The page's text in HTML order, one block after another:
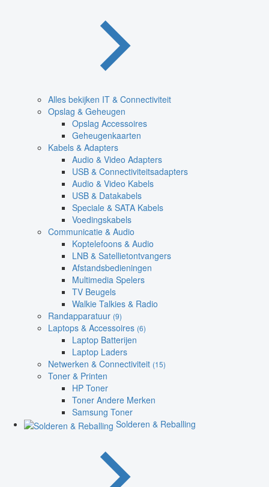
Alles bekijken IT & Connectiviteit
Opslag & Geheugen
Opslag Accessoires
Geheugenkaarten
Kabels & Adapters
Audio & Video Adapters
USB & Connectiviteitsadapters
Audio & Video Kabels
USB & Datakabels
Speciale & SATA Kabels
Voedingskabels
Communicatie & Audio
Koptelefoons & Audio
LNB & Satellietontvangers
Afstandsbedieningen
Multimedia Spelers
TV Beugels
Walkie Talkies & Radio
Randapparatuur (9)
Laptops & Accessoires (6)
Laptop Batterijen
Laptop Laders
Netwerken & Connectiviteit (15)
Toner & Printen
HP Toner
Toner Andere Merken
Samsung Toner
Solderen & Reballing